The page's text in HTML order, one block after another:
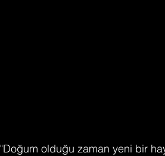
"Doğum olduğu zaman yeni bir